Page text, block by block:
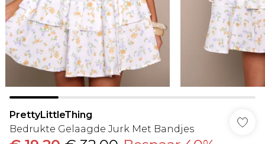
PrettyLittleThing
Bedrukte Gelaagde Jurk Met Bandjes